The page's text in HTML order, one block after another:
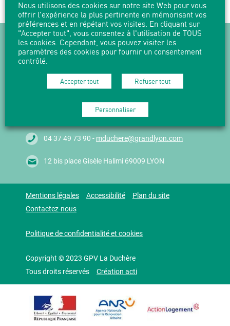
NEWSLETTER
M'abonner
04 37 49 73 90 - mduchere@grandlyon.com
12 bis place Gisèle Halimi 69009 LYON
Mentions légales Accessibilité
Plan du site
Contactez-nous
Politique de confidentialité et cookies
Copyright © 2023 GPV La Duchère
Tous droits réservés
Création acti
Nous utilisons des cookies sur notre site Web pour vous
offrir l'expérience la plus pertinente en mémorisant vos
préférences et en répétant vos visites. En cliquant sur
"Accepter tout", vous consentez à l'utilisation de TOUS
les cookies. Cependant, vous pouvez visiter les
paramètres des cookies pour fournir un consentement
contrôlé.
Accepter tout Refuser tout
Personnaliser